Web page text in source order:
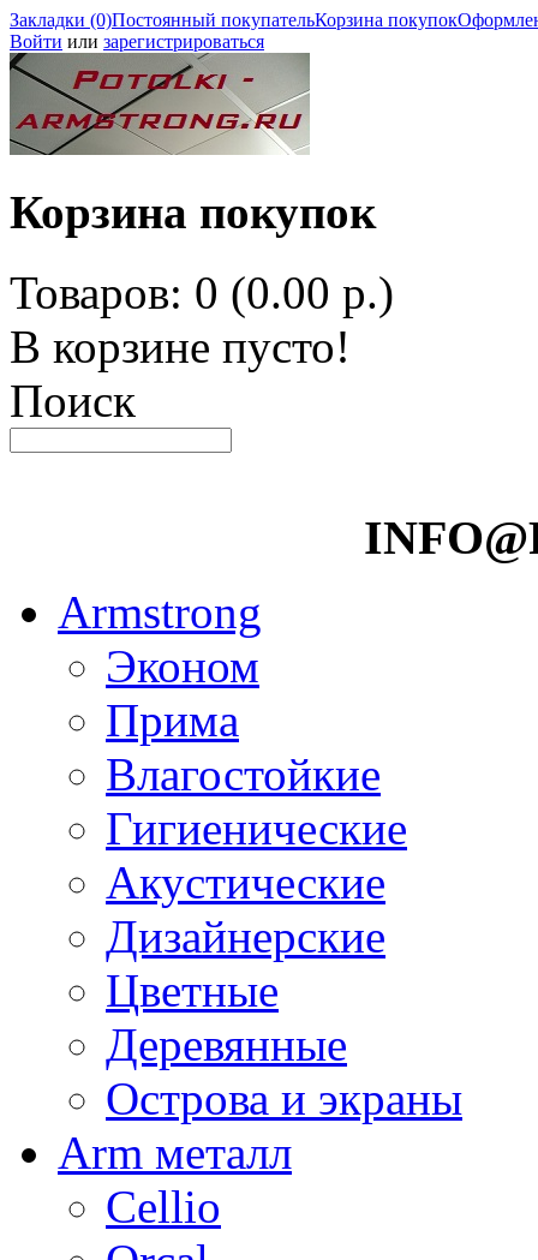
Закладки (0)Постоянный покупательКорзина покупок
Войти или зарегистрироваться
Корзина покупок
Товаров: 0 (0.00 р.)
В корзине пусто!
Поиск
Armstrong
Эконом
Прима
Влагостойкие
Гигиенические
Акустические
Дизайнерские
Цветные
Деревянные
Острова и экраны
Arm металл
Cellio